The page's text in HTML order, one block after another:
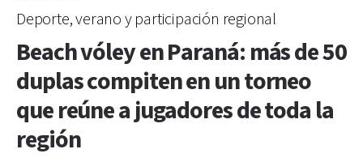
Deporte, verano y participación regional
Beach vóley en Paraná: más de 50
duplas compiten en un torneo
que reúne a jugadores de toda la
región